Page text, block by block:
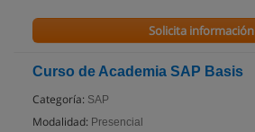
Solicita información
Curso de Academia SAP Basis
Categoría: SAP
Modalidad: Presencial